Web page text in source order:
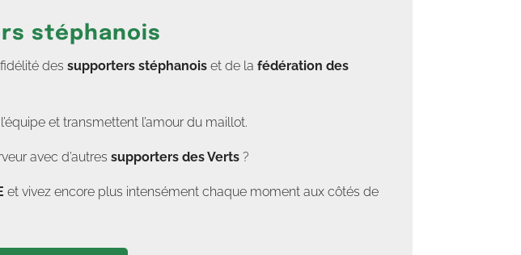
stéphanois
des supporters stéphanois et de la fédération des
et transmettent l’amour du maillot.
avec d’autres supporters des Verts ?
et vivez encore plus intensément chaque moment aux côtés de